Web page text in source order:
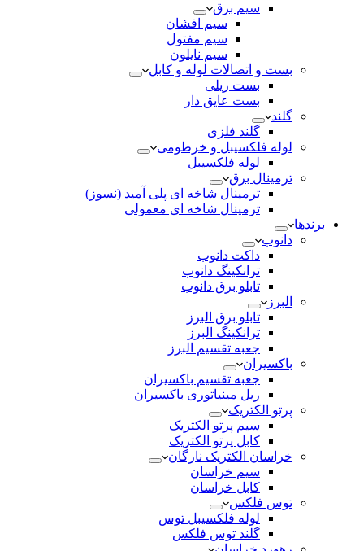
سیم برق
سیم افشان
سیم مفتول
سیم نایلون
بست و اتصالات لوله و کابل
بست ریلی
بست عایق دار
گلند
گلند فلزی
لوله فلکسیبل و خرطومی
لوله فلکسیبل
ترمینال برق
ترمینال شاخه ای پلی آمید (نسوز)
ترمینال شاخه ای معمولی
برندها
دانوب
داکت دانوب
ترانکینگ دانوب
تابلو برق دانوب
البرز
تابلو برق البرز
ترانکینگ البرز
جعبه تقسیم البرز
باکسیران
جعبه تقسیم باکسیران
ریل مینیاتوری باکسیران
پرتو الکتریک
سیم پرتو الکتریک
کابل پرتو الکتریک
خراسان الکتریک نارگان
سیم خراسان
کابل خراسان
توس فلکس
لوله فلکسیبل توس
گلند توس فلکس